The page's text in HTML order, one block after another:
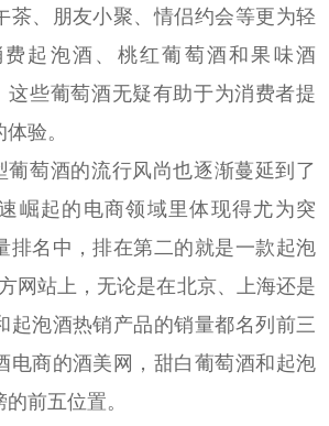
茶、朋友小聚、情侣约会等更为轻
起泡酒、桃红葡萄酒和果味酒
这些葡萄酒无疑有助于为消费者提
验。
萄酒的流行风尚也逐渐蔓延到了
崛起的电商领域里体现得尤为突
排名中，排在第二的就是一款起泡
网站上，无论是在北京、上海还是
起泡酒热销产品的销量都名列前三
电商的酒美网，甜白葡萄酒和起泡
前五位置。